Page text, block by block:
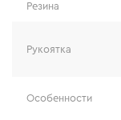
- полное
- 5 лет
Резина
Рукоятка
Особенности